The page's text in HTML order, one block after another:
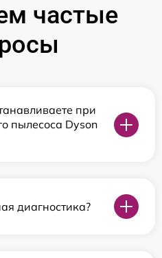
частые
при
пылесоса Dyson
диагностика?